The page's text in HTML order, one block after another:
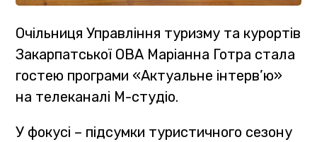
Очільниця Управління туризму та курортів
Закарпатської ОВА Маріанна Готра стала
гостею програми «Актуальне інтерв’ю»
на телеканалі М-студіо.
У фокусі – підсумки туристичного сезону